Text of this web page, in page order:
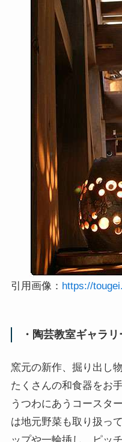
引用画像： https://
・陶芸教室ギャラリ
窯元の新作、掘り出し
たくさんの和食器をお
うつわにあうコースタ
は地元野菜も取り扱っ